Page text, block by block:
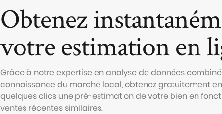
Obtenez
votre estimation en
Grâce à notre expertise en analyse de données
connaissance du marché local, obtenez gratuitement en
quelques clics une pré-estimation de votre bien en
ventes récentes similaires.